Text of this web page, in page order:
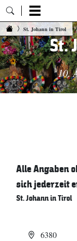
Zum Inhalt springen
St. Johann in Tirol
St.
10.
Alle Angaben
sich jederzeit
St. Johann in Tirol
Adresse
6380